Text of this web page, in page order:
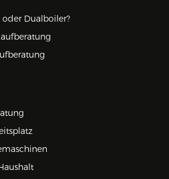
oder Dualboiler?